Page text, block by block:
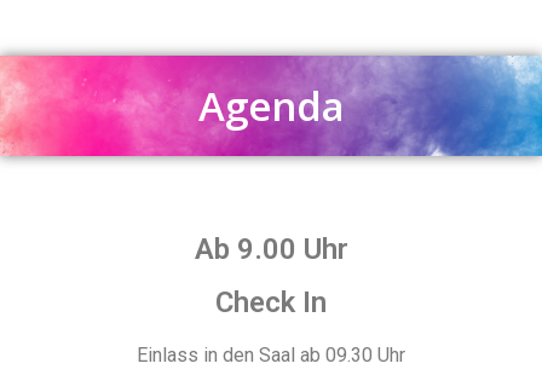
Agenda
Ab 9.00 Uhr
Check In
Einlass in den Saal ab 09.30 Uhr